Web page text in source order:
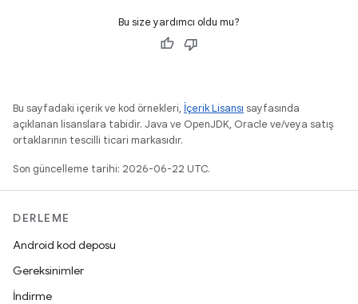
Bu size yardımcı oldu mu?
Bu sayfadaki içerik ve kod örnekleri, İçerik Lisansı sayfasında
açıklanan lisanslara tabidir. Java ve OpenJDK, Oracle ve/veya satış
ortaklarının tescilli ticari markasıdır.
Son güncelleme tarihi: 2026-06-22 UTC.
DERLEME
Android kod deposu
Gereksinimler
İndirme